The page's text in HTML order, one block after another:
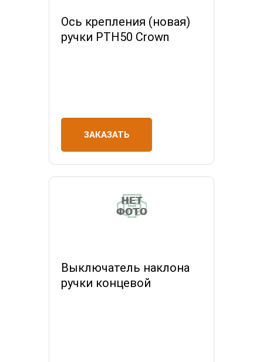
Ось крепления (новая)
ручки РТН50 Crown
ЗАКАЗАТЬ
Выключатель наклона
ручки концевой